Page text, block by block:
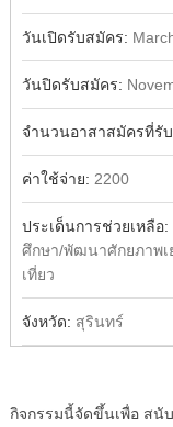
วันเปิดรับสมัคร:
วันปิดรับสมัคร:
จำนวนอาสาสมัครที่รั
ค่าใช้จ่าย: 2200
ประเด็นการช่วยเหลือ:
ศึกษา/พัฒนาศักยภาพ
เที่ยว
จังหวัด: สุรินทร์
กิจกรรมนี้จัดขึ้นเพื่อ สนั